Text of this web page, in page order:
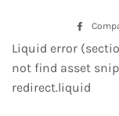
Liquid error
not find asset
redirect.liquid